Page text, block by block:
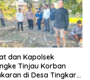
dan Kapolsek
Tinjau Korban
di Desa Tingkara,